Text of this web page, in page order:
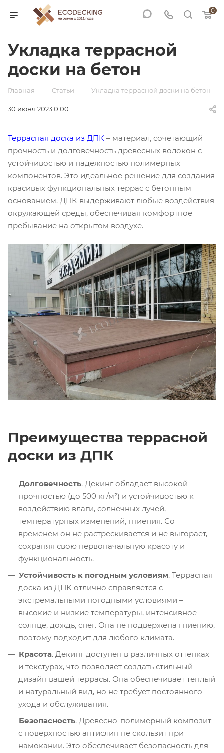
0
Укладка террасной
доски на бетон
Главная — Статьи — Укладка террасной доски на бетон
30 июня 2023 0:00
Террасная доска из ДПК – материал, сочетающий
прочность и долговечность древесных волокон с
устойчивостью и надежностью полимерных
компонентов. Это идеальное решение для создания
красивых функциональных террас с бетонным
основанием. ДПК выдерживают любые воздействия
окружающей среды, обеспечивая комфортное
пребывание на открытом воздухе.
Преимущества террасной
доски из ДПК
Долговечность. Декинг обладает высокой
прочностью (до 500 кг/м²) и устойчивостью к
воздействию влаги, солнечных лучей,
температурных изменений, гниения. Со
временем он не растрескивается и не выгорает,
сохраняя свою первоначальную красоту и
функциональность.
Устойчивость к погодным условиям. Террасная
доска из ДПК отлично справляется с
экстремальными погодными условиями –
высокие и низкие температуры, интенсивное
солнце, дождь, снег. Она не подвержена гниению,
поэтому подходит для любого климата.
Красота. Декинг доступен в различных оттенках
и текстурах, что позволяет создать стильный
дизайн вашей террасы. Она обеспечивает теплый
и натуральный вид, но не требует постоянного
ухода и обслуживания.
Безопасность. Древесно-полимерный композит
с поверхностью антислип не скользит при
намокании. Это обеспечивает безопасность для